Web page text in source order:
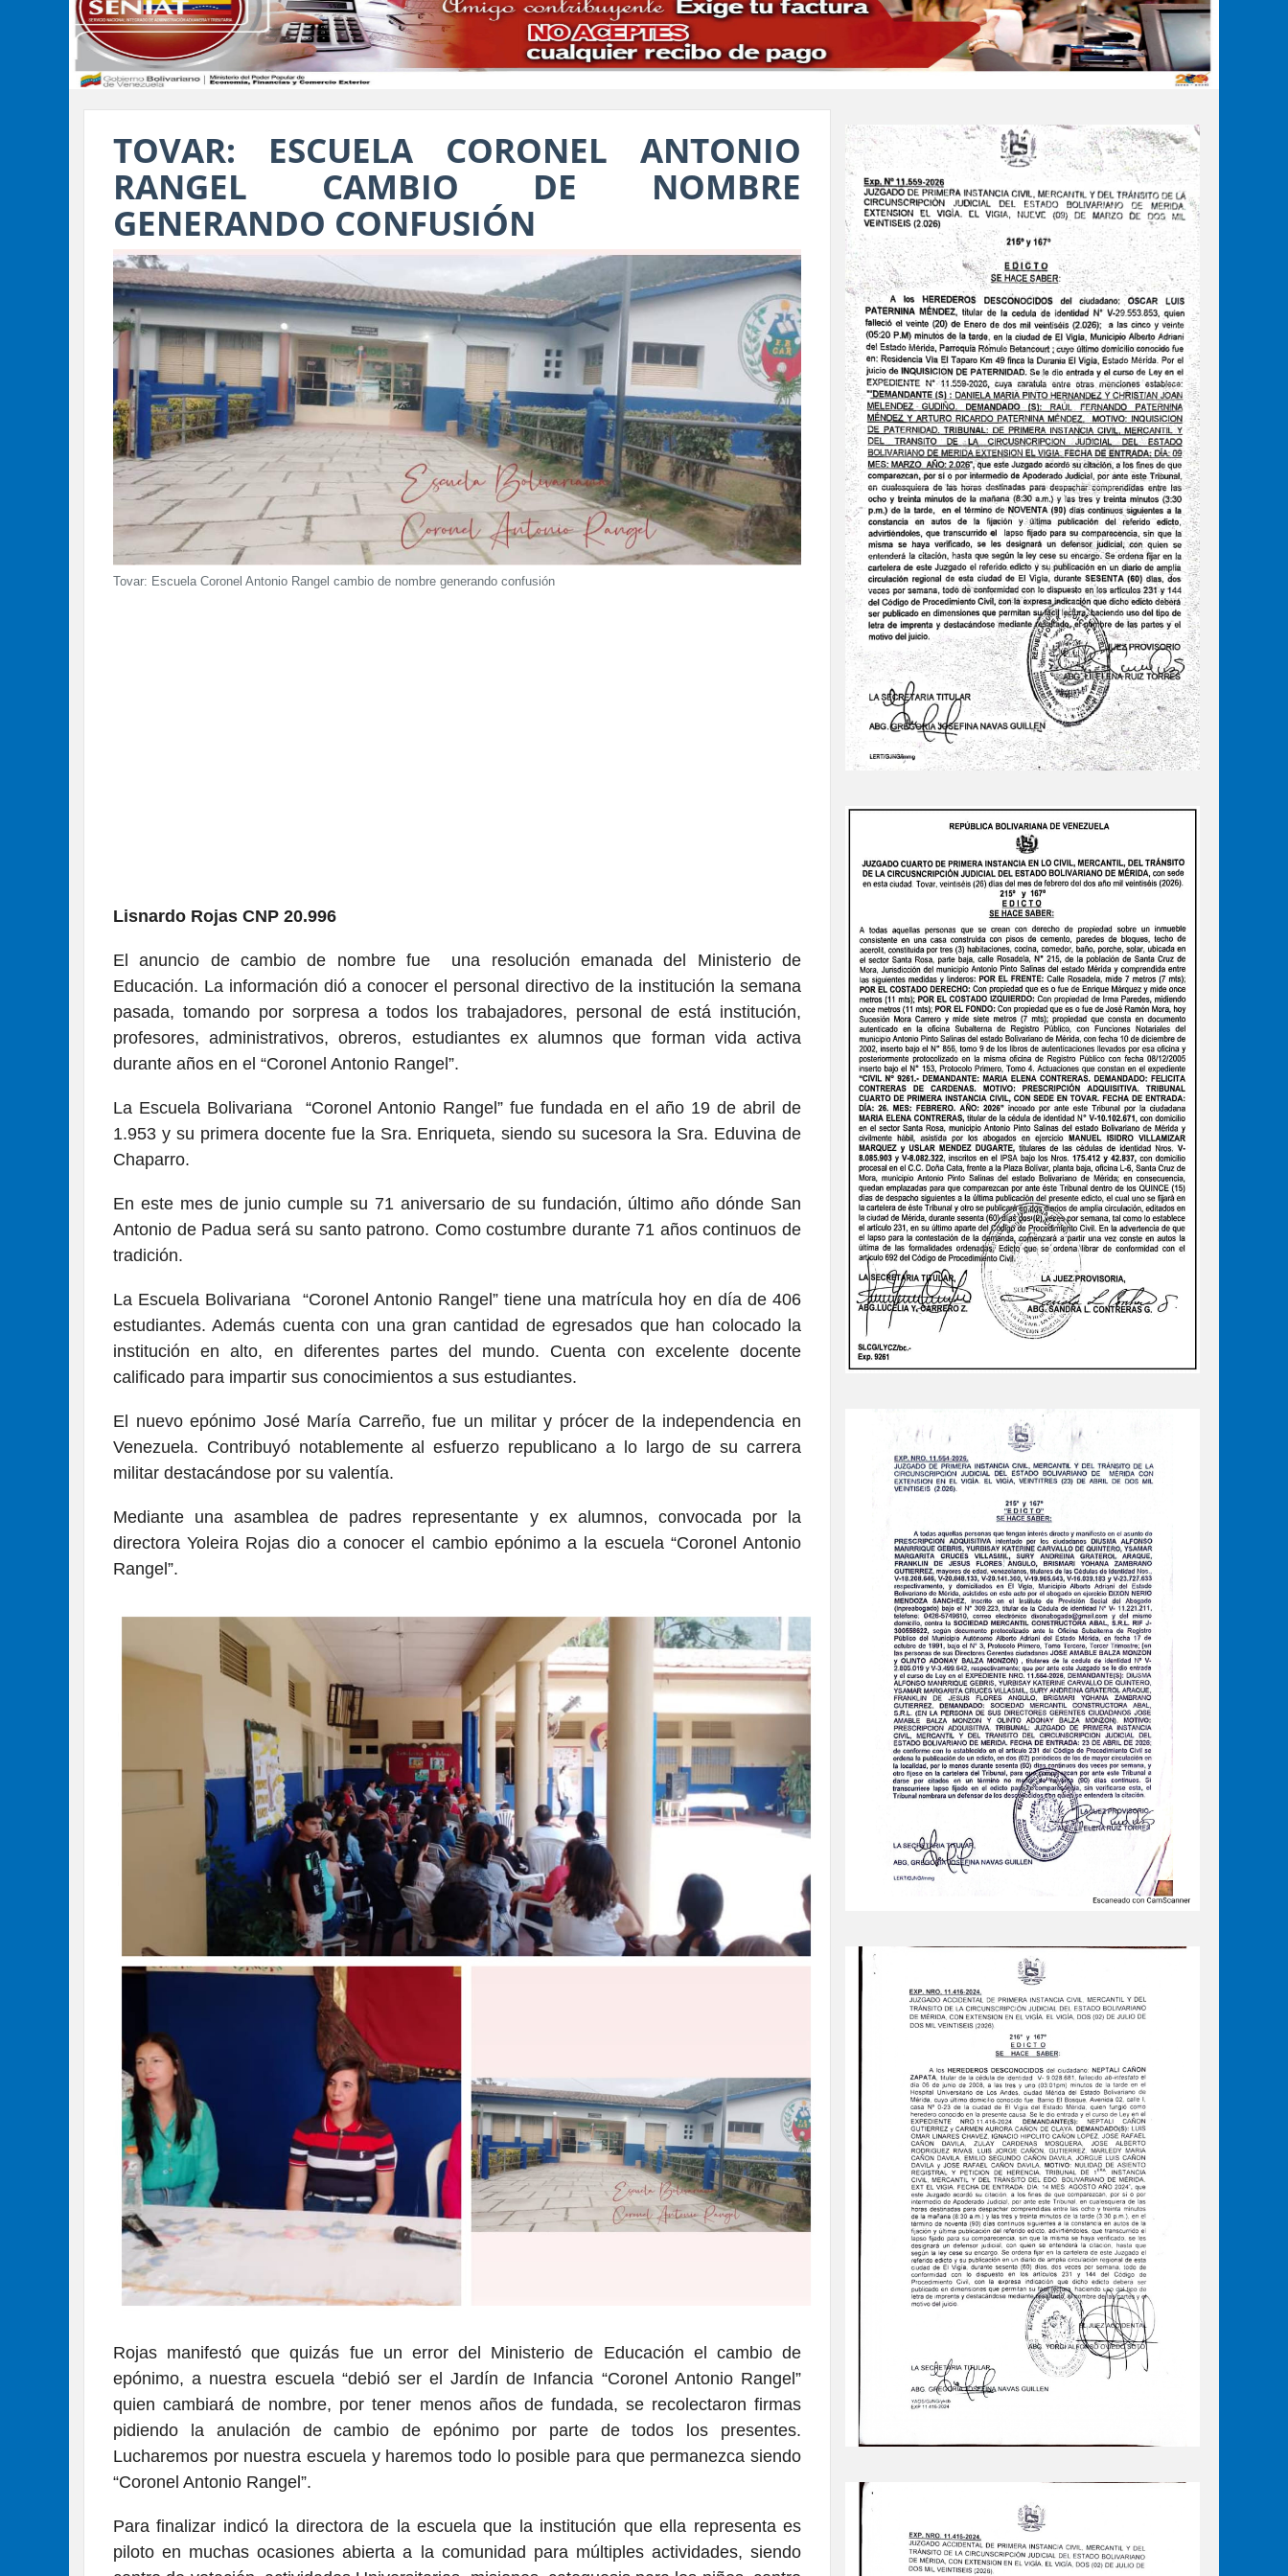
TOVAR: ESCUELA CORONEL ANTONIO
RANGEL CAMBIO DE NOMBRE
GENERANDO CONFUSIÓN
Tovar: Escuela Coronel Antonio Rangel cambio de nombre generando confusión
Lisnardo Rojas CNP 20.996
El anuncio de cambio de nombre fue una resolución emanada del Ministerio de
Educación. La información dió a conocer el personal directivo de la institución la semana
pasada, tomando por sorpresa a todos los trabajadores, personal de está institución,
profesores, administrativos, obreros, estudiantes ex alumnos que forman vida activa
durante años en el “Coronel Antonio Rangel”.
La Escuela Bolivariana “Coronel Antonio Rangel” fue fundada en el año 19 de abril de
1.953 y su primera docente fue la Sra. Enriqueta, siendo su sucesora la Sra. Eduvina de
Chaparro.
En este mes de junio cumple su 71 aniversario de su fundación, último año dónde San
Antonio de Padua será su santo patrono. Como costumbre durante 71 años continuos de
tradición.
La Escuela Bolivariana “Coronel Antonio Rangel” tiene una matrícula hoy en día de 406
estudiantes. Además cuenta con una gran cantidad de egresados que han colocado la
institución en alto, en diferentes partes del mundo. Cuenta con excelente docente
calificado para impartir sus conocimientos a sus estudiantes.
El nuevo epónimo José María Carreño, fue un militar y prócer de la independencia en
Venezuela. Contribuyó notablemente al esfuerzo republicano a lo largo de su carrera
militar destacándose por su valentía.
Mediante una asamblea de padres representante y ex alumnos, convocada por la
directora Yoleira Rojas dio a conocer el cambio epónimo a la escuela “Coronel Antonio
Rangel”.
Rojas manifestó que quizás fue un error del Ministerio de Educación el cambio de
epónimo, a nuestra escuela “debió ser el Jardín de Infancia “Coronel Antonio Rangel”
quien cambiará de nombre, por tener menos años de fundada, se recolectaron firmas
pidiendo la anulación de cambio de epónimo por parte de todos los presentes.
Lucharemos por nuestra escuela y haremos todo lo posible para que permanezca siendo
“Coronel Antonio Rangel”.
Para finalizar indicó la directora de la escuela que la institución que ella representa es
piloto en muchas ocasiones abierta a la comunidad para múltiples actividades, siendo